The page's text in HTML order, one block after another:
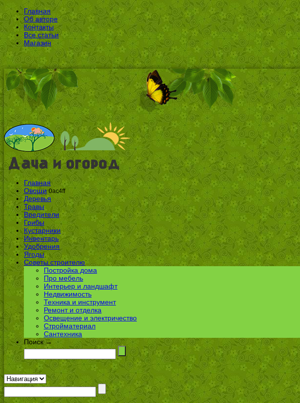
Главная
Об авторе
Контакты
Все статьи
Магазин
Главная
Овощи 0ac4ff
Деревья
Травы
Вредители
Грибы
Кустарники
Инвентарь
Удобрения
Ягоды
Советы строителю
Постройка дома
Про мебель
Интерьер и ландшафт
Недвижимость
Техника и инструмент
Ремонт и отделка
Освещение и электричество
Стройматериал
Сантехника
Поиск →